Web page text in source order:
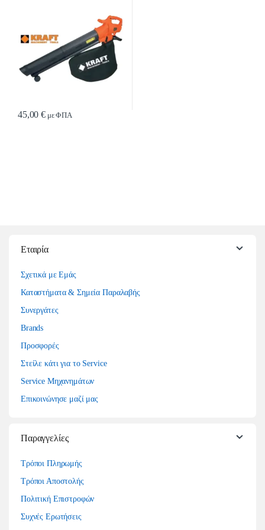
45,00€ με ΦΠΑ
Εταιρία
Σχετικά με Εμάς
Καταστήματα & Σημεία Παραλαβής
Συνεργάτες
Brands
Προσφορές
Στείλε κάτι για το Service
Service Μηχανημάτων
Επικοινώνησε μαζί μας
Παραγγελίες
Τρόποι Πληρωμής
Τρόποι Αποστολής
Πολιτική Επιστροφών
Συχνές Ερωτήσεις